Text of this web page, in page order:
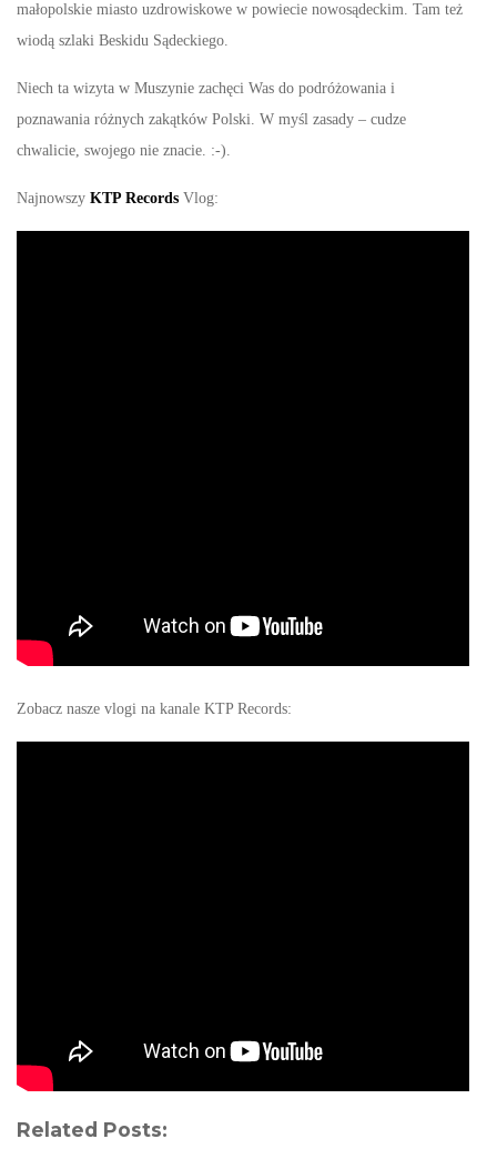
małopolskie miasto uzdrowiskowe w powiecie nowosądeckim. Tam też
wiodą szlaki Beskidu Sądeckiego.
Niech ta wizyta w Muszynie zachęci Was do podróżowania i
poznawania różnych zakątków Polski. W myśl zasady – cudze
chwalicie, swojego nie znacie. :-).
Najnowszy KTP Records Vlog:
Zobacz nasze vlogi na kanale KTP Records:
Related Posts: